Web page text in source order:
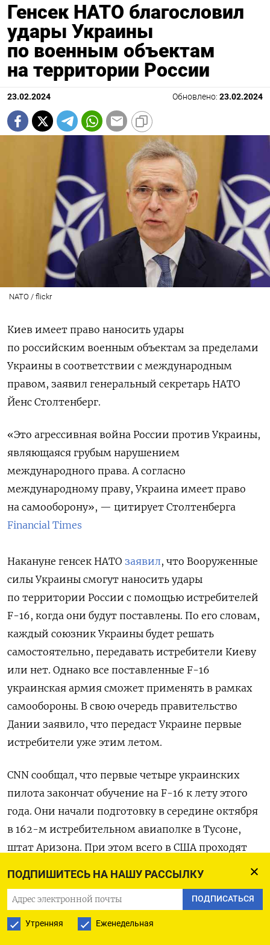
ПОДПИШИТЕСЬ НА НАШУ РАССЫЛКУ
ПОДПИСАТЬСЯ
Утренняя Еженедельная
Генсек НАТО благословил
удары Украины
по военным объектам
на территории России
23.02.2024 Обновлено: 23.02.2024
NATO / flickr
Киев имеет право наносить удары
по российским военным объектам за пределами
Украины в соответствии с международным
правом, заявил генеральный секретарь НАТО
Йенс Столтенберг.
«Это агрессивная война России против Украины,
являющаяся грубым нарушением
международного права. А согласно
международному праву, Украина имеет право
на самооборону», — цитирует Столтенберга
Financial Times
Накануне генсек НАТО заявил, что Вооруженные
силы Украины смогут наносить удары
по территории России с помощью истребителей
F-16, когда они будут поставлены. По его словам,
каждый союзник Украины будет решать
самостоятельно, передавать истребители Киеву
или нет. Однако все поставленные F-16
украинская армия сможет применять в рамках
самообороны. В свою очередь правительство
Дании заявило, что передаст Украине первые
истребители уже этим летом.
CNN сообщал, что первые четыре украинских
пилота закончат обучение на F-16 к лету этого
года. Они начали подготовку в середине октября
в 162-м истребительном авиаполке в Тусоне,
штат Аризона. При этом всего в США проходят
группы. Все они будут готовы управлять F-16
к августу. Также украинские военные летчики
учатся управлять истребителями